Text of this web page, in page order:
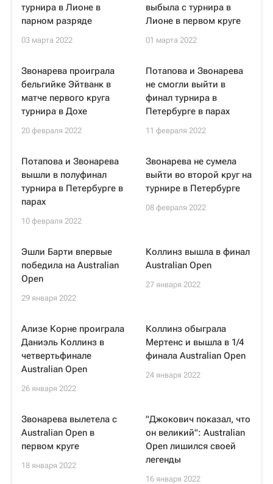
турнира в Лионе в
парном разряде
03 марта 2022
выбыла с турнира в
Лионе в первом круге
01 марта 2022
Звонарева проиграла
бельгийке Эйтванк в
матче первого круга
турнира в Дохе
20 февраля 2022
Потапова и Звонарева
не смогли выйти в
финал турнира в
Петербурге в парах
11 февраля 2022
Потапова и Звонарева
вышли в полуфинал
турнира в Петербурге в
парах
10 февраля 2022
Звонарева не сумела
выйти во второй круг на
турнире в Петербурге
08 февраля 2022
Эшли Барти впервые
победила на Australian
Open
29 января 2022
Коллинз вышла в финал
Australian Open
27 января 2022
Ализе Корне проиграла
Даниэль Коллинз в
четвертьфинале
Australian Open
26 января 2022
Коллинз обыграла
Мертенс и вышла в 1/4
финала Australian Open
24 января 2022
Звонарева вылетела с
Australian Open в
первом круге
18 января 2022
"Джокович показал, что
он великий": Australian
Open лишился своей
легенды
16 января 2022